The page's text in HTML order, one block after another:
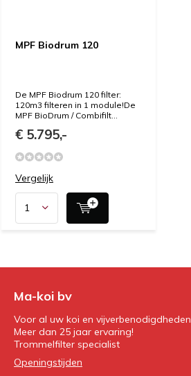
MPF Biodrum 120
De MPF Biodrum 120 filter:
120m3 filteren in 1 module!De
MPF BioDrum / Combifilt...
€ 5.795,-
Vergelijk
Ma-koi bv
Voor al uw koi en vijverbenodigdheden
Meer dan 25 jaar ervaring!
Trommelfilter specialist
Openingstijden